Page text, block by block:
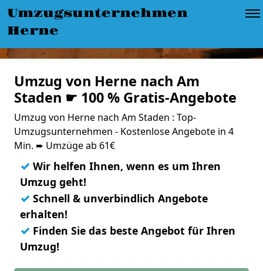
Umzugsunternehmen
Herne
Umzug von Herne nach Am
Staden ☛ 100 % Gratis-Angebote
Umzug von Herne nach Am Staden : Top-
Umzugsunternehmen - Kostenlose Angebote in 4
Min. ➨ Umzüge ab 61€
✓ Wir helfen Ihnen, wenn es um Ihren
Umzug geht!
✓ Schnell & unverbindlich Angebote
erhalten!
✓ Finden Sie das beste Angebot für Ihren
Umzug!